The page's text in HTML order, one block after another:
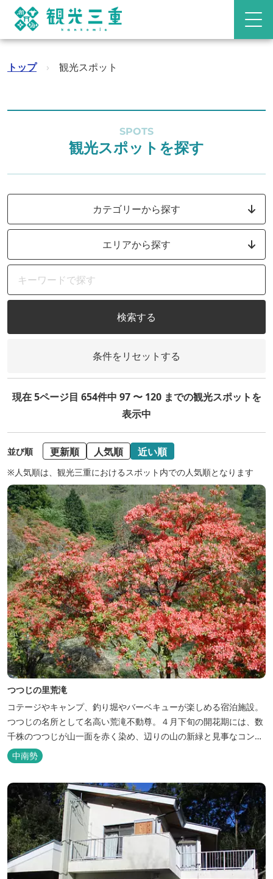
トップ › 観光スポット
SPOTS
観光スポットを探す
カテゴリーから探す
エリアから探す
検索する
条件をリセットする
現在 5ページ目 654件中 97 〜 120 までの観光スポットを
表示中
並び順 更新順 人気順 近い順
※人気順は、観光三重におけるスポット内での人気順となります
つつじの里荒滝
コテージやキャンプ、釣り堀やバーベキューが楽しめる宿泊施設。
つつじの名所として名高い荒滝不動尊。４月下旬の開花期には、数
千株のつつじが山一面を赤く染め、辺りの山の新緑と見事なコント
ラストを織り成します。 松阪の観光情報は、松阪観光インフォメー
ションサイト ワクワク松阪 ...
中南勢